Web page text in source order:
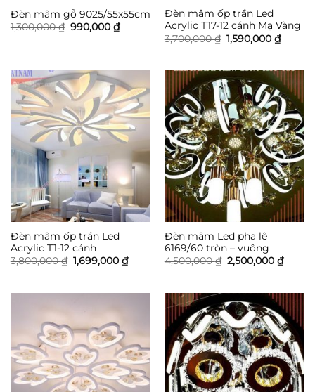
Đèn mâm gỗ 9025/55x55cm
1,300,000₫ Giá
990,000 ₫Giá
hiện
Đèn mâm ốp trần Led
Acrylic T17-12 cánh Mạ Vàng
3,700,000₫ Giá
gốc
1,590,000 ₫Giá
hiện
Đèn mâm ốp trần Led
Acrylic T1-12 cánh
3,800,000₫ Giá
gốc
1,699,000 ₫Giá
hiện
1,699,000 ₫.
Đèn mâm Led pha lê
6169/60 tròn – vuông
4,500,000₫ Giá
gốc
2,500,000 ₫Giá
hiện